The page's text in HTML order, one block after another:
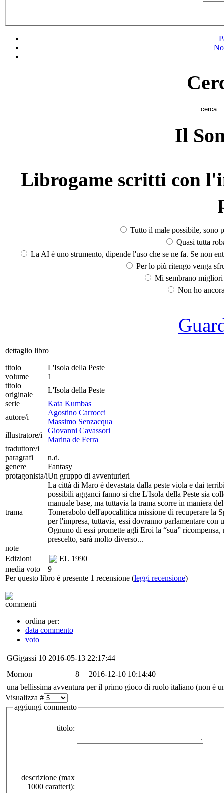
Il
Librogame scritti con
Tutto il male possibile, sono
Quasi tutta
La AI è uno strumento, dipende l'uso che se ne fa. Se non
Per lo più ritengo venga
Mi sembrano
Non ho
dettaglio libro
titolo
L'Isola della Peste
volume
1
titolo
originale
L'Isola della Peste
serie
Kata Kumbas
autore/i
Agostino Carrocci
Massimo Senzacqua
illustratore/i
Giovanni Cavassori
Marina de Ferra
traduttore/i
paragrafi
n.d.
genere
Fantasy
protagonista/iUn gruppo di avventurieri
trama
La città di Maro è devastata dalla peste viola e dai
possibili agganci fanno si che L'Isola della Peste sia
manuale base, ma tuttavia la trama scorre in maniera
Tomerabolo dell'apocalittica missione di recuperare la
per l'impresa, tuttavia, essi dovranno parlamentare
Ognuno di essi promette agli Eroi la “sua”
prescelto, sarà molto diverso...
note
Edizioni
EL 1990
media voto
9
Per questo libro é presente 1 recensione (leggi recensione)
commenti
ordina per:
data commento
voto
GGigassi 10 2016-05-13 22:17:44
Mornon
8
2016-12-10 10:14:40
una bellissima avventura per il primo gioco di ruolo italiano (non è
Visualizza #
aggiungi commento
titolo:
descrizione (max
1000 caratteri):